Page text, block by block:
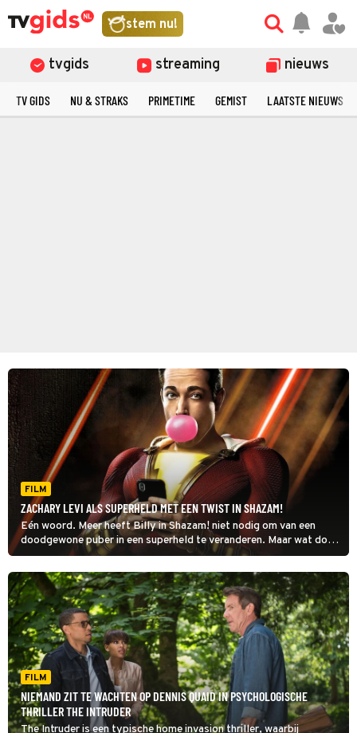
stem nu!
tvgids streaming nieuws
TV GIDS NU & STRAKS PRIMETIME GEMIST LAATSTE NIEUWS
FILM
ZACHARY LEVI ALS SUPERHELD MET EEN TWIST IN SHAZAM!
Eén woord. Meer heeft Billy in Shazam! niet nodig om van een
doodgewone puber in een superheld te veranderen. Maar wat doet
hij met die superkrachten?
FILM
NIEMAND ZIT TE WACHTEN OP DENNIS QUAID IN PSYCHOLOGISCHE
THRILLER THE INTRUDER
The Intruder is een typische home invasion thriller, waarbij